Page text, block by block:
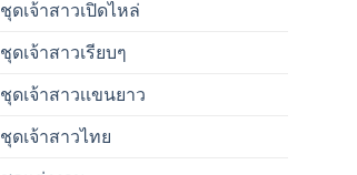
ชุดเจ้าสาวเปิดไหล่
ชุดเจ้าสาวเรียบๆ
ชุดเจ้าสาวเเขนยาว
ชุดเจ้าสาวไทย